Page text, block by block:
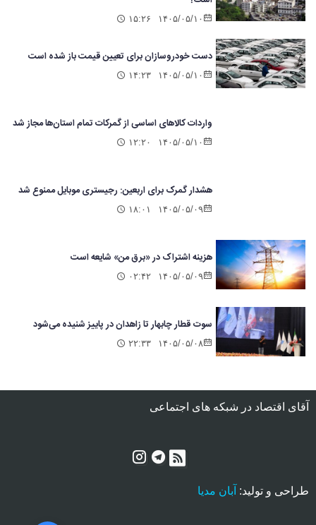
۱۴۰۵/۰۵/۱۰ ۱۵:۲۶
دست خودروسازان برای تعیین قیمت باز شده است
۱۴۰۵/۰۵/۱۰ ۱۴:۲۳
واردات کالاهای اساسی از گمرکات تمام استان‌ها مجاز شد
۱۴۰۵/۰۵/۱۰ ۱۲:۲۰
هشدار گمرک برای اربعین: رجیستری موبایل ممنوع شد
۱۴۰۵/۰۵/۰۹ ۱۸:۰۱
هزینه اشتراک در «برق من» شایعه است
۱۴۰۵/۰۵/۰۹ ۰۲:۴۲
سوت قطار چابهار تا زاهدان در پاییز شنیده می‌شود
۱۴۰۵/۰۵/۰۸ ۲۲:۳۳
آقای اقتصاد در شبکه های اجتماعی
طراحی و تولید: آبان مدیا